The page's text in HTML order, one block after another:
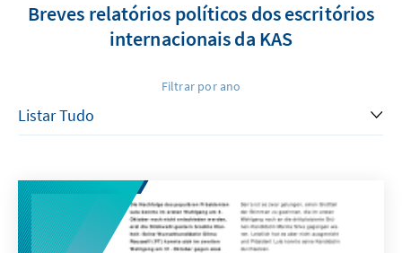
Breves relatórios políticos dos escritórios
internacionais da KAS
Filtrar por ano